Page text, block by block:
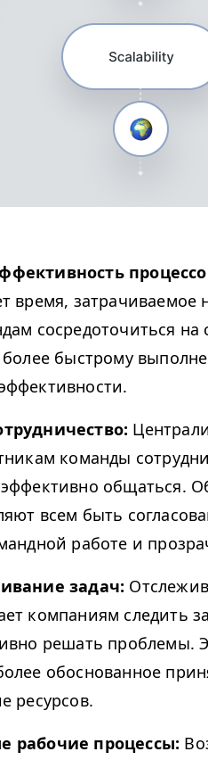
время, затрачиваемое
сосредоточиться на
быстрому
команды
общаться.
всем быть
работе и
задач:
компаниям следить
решать проблемы.
обоснованное
ресурсов.
рабочие процессы: